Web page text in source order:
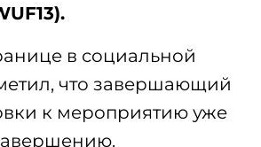
в социальной
что завершающий
к мероприятию уже